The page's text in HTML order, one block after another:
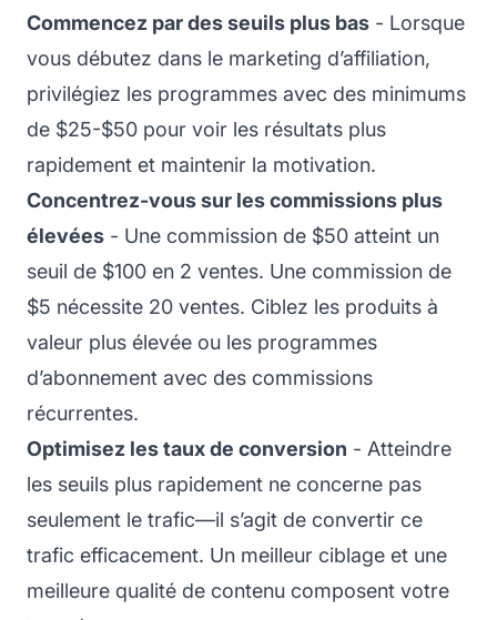
Commencez par des seuils plus bas - Lorsque
vous débutez dans le marketing d’affiliation,
privilégiez les programmes avec des minimums
de $25-$50 pour voir les résultats plus
rapidement et maintenir la motivation.
Concentrez-vous sur les commissions plus
élevées - Une commission de $50 atteint un
seuil de $100 en 2 ventes. Une commission de
$5 nécessite 20 ventes. Ciblez les produits à
valeur plus élevée ou les programmes
d’abonnement avec des commissions
récurrentes.
Optimisez les taux de conversion - Atteindre
les seuils plus rapidement ne concerne pas
seulement le trafic—il s’agit de convertir ce
trafic efficacement. Un meilleur ciblage et une
meilleure qualité de contenu composent votre